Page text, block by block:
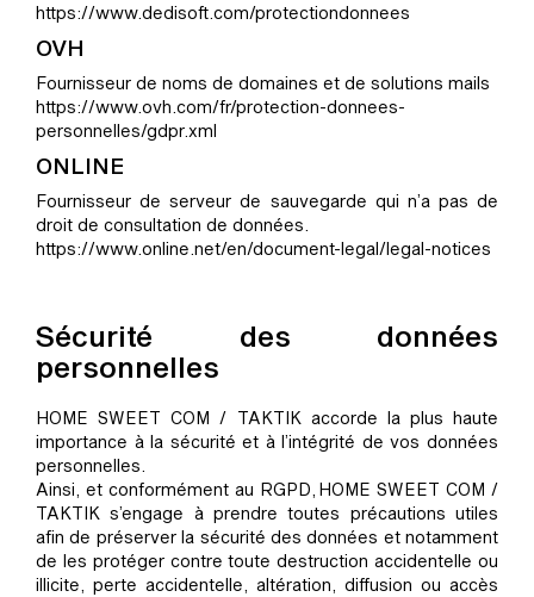
https://www.dedisoft.com/protectiondonnees
OVH
Fournisseur de noms de domaines et de solutions mails
https://www.ovh.com/fr/protection-donnees-
personnelles/gdpr.xml
ONLINE
Fournisseur de serveur de sauvegarde qui n’a pas de
droit de consultation de données.
https://www.online.net/en/document-legal/legal-notices
Sécurité des données
personnelles
HOME SWEET COM / TAKTIK accorde la plus haute
importance à la sécurité et à l’intégrité de vos données
personnelles.
Ainsi, et conformément au RGPD, HOME SWEET COM /
TAKTIK s’engage à prendre toutes précautions utiles
afin de préserver la sécurité des données et notamment
de les protéger contre toute destruction accidentelle ou
illicite, perte accidentelle, altération, diffusion ou accès